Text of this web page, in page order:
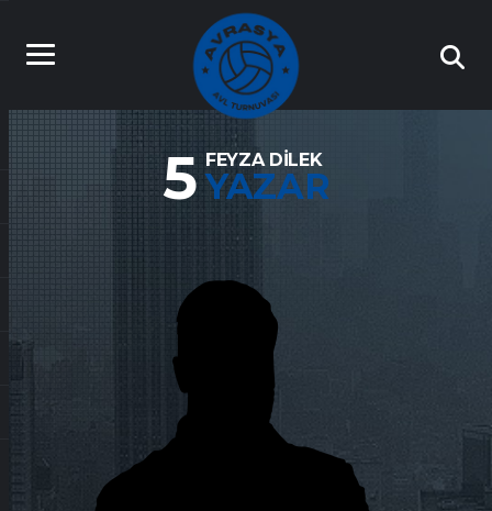
5 FEYZA DILEK
YAZAR